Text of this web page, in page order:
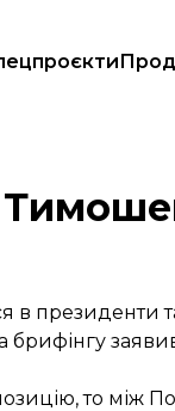
в президенти
брифінгу
то між